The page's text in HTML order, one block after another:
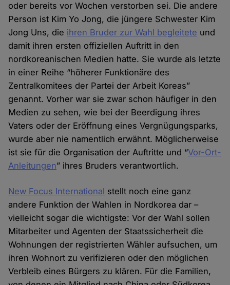
oder bereits vor Wochen verstorben sei. Die andere
Person ist Kim Yo Jong, die jüngere Schwester Kim
Jong Uns, die ihren Bruder zur Wahl begleitete und
damit ihren ersten offiziellen Auftritt in den
nordkoreanischen Medien hatte. Sie wurde als letzte
in einer Reihe “höherer Funktionäre des
Zentralkomitees der Partei der Arbeit Koreas”
genannt. Vorher war sie zwar schon häufiger in den
Medien zu sehen, wie bei der Beerdigung ihres
Vaters oder der Eröffnung eines Vergnügungsparks,
wurde aber nie namentlich erwähnt. Möglicherweise
ist sie für die Organisation der Auftritte und “Vor-Ort-
Anleitungen” ihres Bruders verantwortlich.
New Focus International stellt noch eine ganz
andere Funktion der Wahlen in Nordkorea dar –
vielleicht sogar die wichtigste: Vor der Wahl sollen
Mitarbeiter und Agenten der Staatssicherheit die
Wohnungen der registrierten Wähler aufsuchen, um
ihren Wohnort zu verifizieren oder den möglichen
Verbleib eines Bürgers zu klären. Für die Familien,